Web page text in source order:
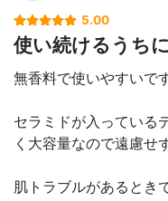
5.00
使い続けるうち
無香料で使いやすいで
セラミドが入っている
く大容量なので遠慮せ
肌トラブルがあるとき